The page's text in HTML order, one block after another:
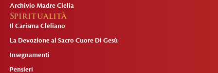
Archivio Madre Clelia
Spiritualità
Il Carisma Cleliano
La Devozione al Sacro Cuore Di Gesù
Insegnamenti
Pensieri